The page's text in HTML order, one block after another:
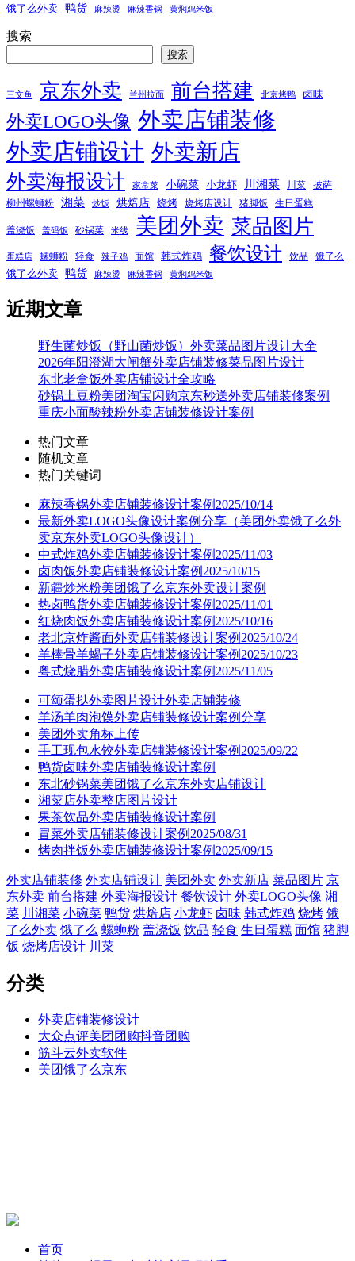
饿了么外卖 鸭货 麻辣烫 麻辣香锅 黄焖鸡米饭
搜索
搜索
三文鱼 京东外卖 兰州拉面 前台搭建 北京烤鸭 卤味
外卖LOGO头像 外卖店铺装修
外卖店铺设计 外卖新店
外卖海报设计 家常菜 小碗菜 小龙虾 川湘菜 川菜
披萨
柳州螺蛳粉
湘菜 炒饭 烘焙店 烧烤 烧烤店设计 猪脚饭 生日蛋糕
盖浇饭 盖码饭 砂锅菜 米线 美团外卖 菜品图片
蛋糕店 螺蛳粉 轻食 辣子鸡 面馆 韩式炸鸡 餐饮设计 饮品 饿了么
饿了么外卖 鸭货 麻辣烫 麻辣香锅 黄焖鸡米饭
近期文章
野生菌炒饭（野山菌炒饭）外卖菜品图片设计大全
2026年阳澄湖大闸蟹外卖店铺装修菜品图片设计
东北老盒饭外卖店铺设计全攻略
砂锅土豆粉美团淘宝闪购京东秒送外卖店铺装修案例
重庆小面酸辣粉外卖店铺装修设计案例
热门文章
随机文章
热门关键词
麻辣香锅外卖店铺装修设计案例2025/10/14
最新外卖LOGO头像设计案例分享（美团外卖饿了么外
卖京东外卖LOGO头像设计）
中式炸鸡外卖店铺装修设计案例2025/11/03
卤肉饭外卖店铺装修设计案例2025/10/15
新疆炒米粉美团饿了么京东外卖设计案例
热卤鸭货外卖店铺装修设计案例2025/11/01
红烧肉饭外卖店铺装修设计案例2025/10/16
老北京炸酱面外卖店铺装修设计案例2025/10/24
羊棒骨羊蝎子外卖店铺装修设计案例2025/10/23
粤式烧腊外卖店铺装修设计案例2025/11/05
可颂蛋挞外卖图片设计外卖店铺装修
羊汤羊肉泡馍外卖店铺装修设计案例分享
美团外卖角标上传
手工现包水饺外卖店铺装修设计案例2025/09/22
鸭货卤味外卖店铺装修设计案例
东北砂锅菜美团饿了么京东外卖店铺设计
湘菜店外卖整店图片设计
果茶饮品外卖店铺装修设计案例
冒菜外卖店铺装修设计案例2025/08/31
烤肉拌饭外卖店铺装修设计案例2025/09/15
外卖店铺装修 外卖店铺设计 美团外卖 外卖新店 菜品图片 京
东外卖 前台搭建 外卖海报设计 餐饮设计 外卖LOGO头像 湘
菜 川湘菜 小碗菜 鸭货 烘焙店 小龙虾 卤味 韩式炸鸡 烧烤 饿
了么外卖 饿了么 螺蛳粉 盖浇饭 饮品 轻食 生日蛋糕 面馆 猪脚
饭 烧烤店设计 川菜
分类
外卖店铺装修设计
大众点评美团团购抖音团购
筋斗云外卖软件
美团饿了么京东
首页